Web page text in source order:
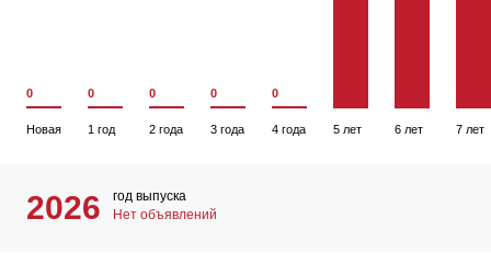
0
Новая
0
1 год
0
2 года
0
3 года
0
4 года 5 лет 6 лет 7 лет
2026
год выпуска
Нет объявлений